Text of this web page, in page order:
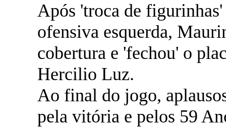
Após 'troca de
ofensiva esquerda,
cobertura e 'fechou' o
Hercilio Luz.
Ao final do jogo,
pela vitória e pelos 59